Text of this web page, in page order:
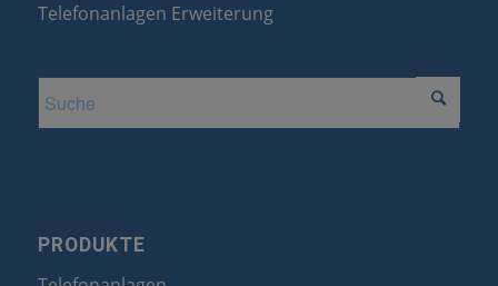
Telefonanlagen Erweiterung
PRODUKTE